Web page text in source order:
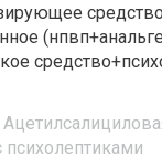
средство